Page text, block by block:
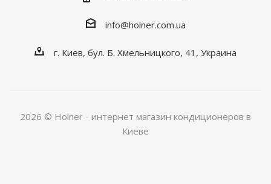
info@holner.com.ua
г. Киев, бул. Б. Хмельницкого, 41, Украина
2026 © Holner - интернет магазин кондиционеров в
Киеве